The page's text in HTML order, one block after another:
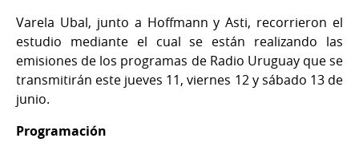
Varela Ubal, junto a Hoffmann y Asti, recorrieron el
estudio mediante el cual se están realizando las
emisiones de los programas de Radio Uruguay que se
transmitirán este jueves 11, viernes 12 y sábado 13 de
junio.
Programación